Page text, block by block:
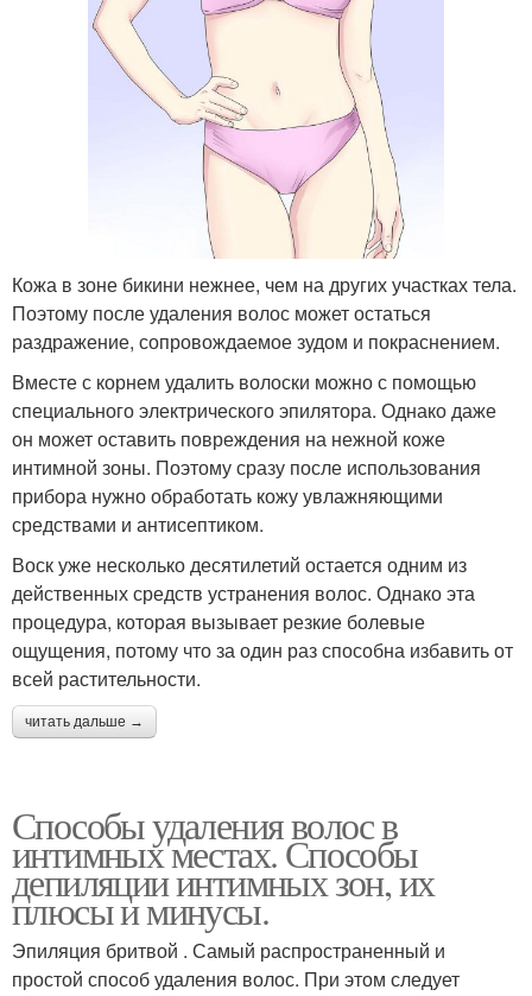
Кожа в зоне бикини нежнее, чем на других участках тела.
Поэтому после удаления волос может остаться
раздражение, сопровождаемое зудом и покраснением.
Вместе с корнем удалить волоски можно с помощью
специального электрического эпилятора. Однако даже
он может оставить повреждения на нежной коже
интимной зоны. Поэтому сразу после использования
прибора нужно обработать кожу увлажняющими
средствами и антисептиком.
Воск уже несколько десятилетий остается одним из
действенных средств устранения волос. Однако эта
процедура, которая вызывает резкие болевые
ощущения, потому что за один раз способна избавить от
всей растительности.
читать дальше →
Способы удаления волос в
интимных местах. Способы
депиляции интимных зон, их
плюсы и минусы.
Эпиляция бритвой . Самый распространенный и
простой способ удаления волос. При этом следует